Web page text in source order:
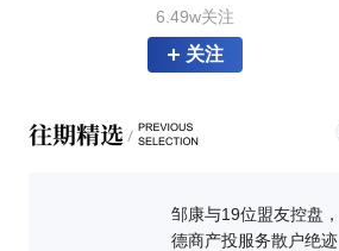
6.49w关注
关注
邹康与19位盟友控盘，
德商产投服务散户绝迹